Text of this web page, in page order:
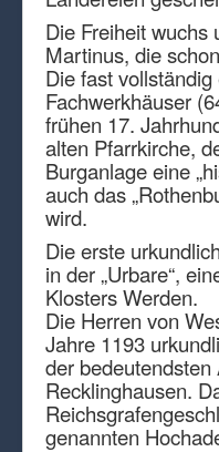
Die Freiheit wuchs
Martinus, die
Die fast
Fachwerkhäuser
frühen 17.
alten Pfarrkirche,
Burganlage eine
auch das
wird.
Die erste
in der „Urbare“,
Klosters Werden.
Die Herren von
Jahre 1193
der
Recklinghausen.
genannten